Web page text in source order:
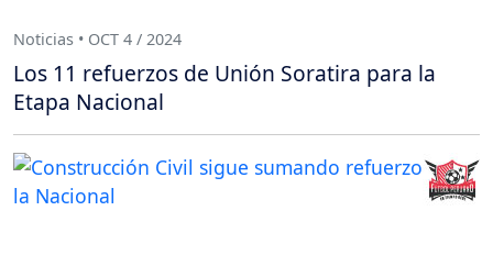
Noticias • OCT 4 / 2024
Los 11 refuerzos de Unión Soratira para la
Etapa Nacional